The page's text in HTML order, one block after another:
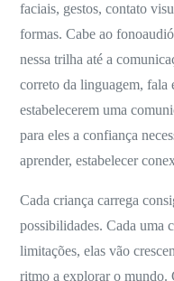
faciais, gestos, contato
formas. Cabe ao
nessa trilha até a
correto da linguagem, fala
estabelecerem uma
para eles a confiança
aprender, estabelecer
Cada criança carrega
possibilidades. Cada uma
limitações, elas vão
ritmo a explorar o mundo.